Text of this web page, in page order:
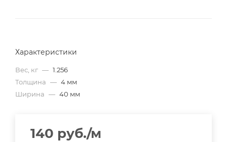
Характеристики
Вес, кг — 1.256
Толщина — 4 мм
Ширина — 40 мм
140 руб./м